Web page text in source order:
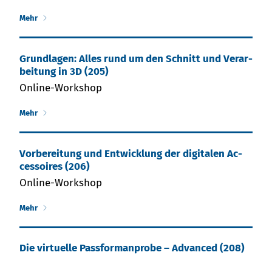
Mehr
Grund­la­gen: Al­les rund um den Schnitt und Ver­ar­
bei­tung in 3D (205)
Online-Workshop
Mehr
Vor­be­rei­tung und Ent­wick­lung der di­gi­ta­len Ac­
ces­soires (206)
Online-Workshop
Mehr
Die vir­tu­el­le Pass­form­an­pro­be – Ad­van­ced (208)